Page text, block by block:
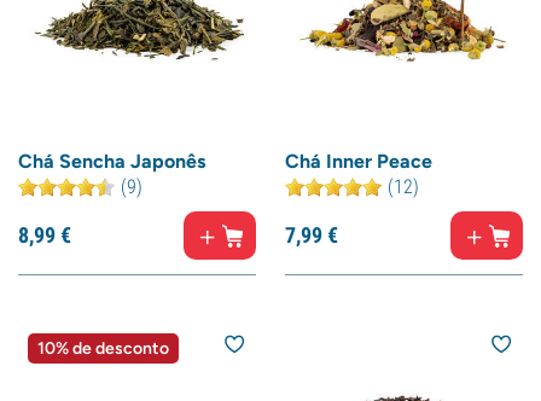
Chá Sencha Japonês
(9)
8,99€
Chá Inner Peace
(12)
7,99€
10% de desconto